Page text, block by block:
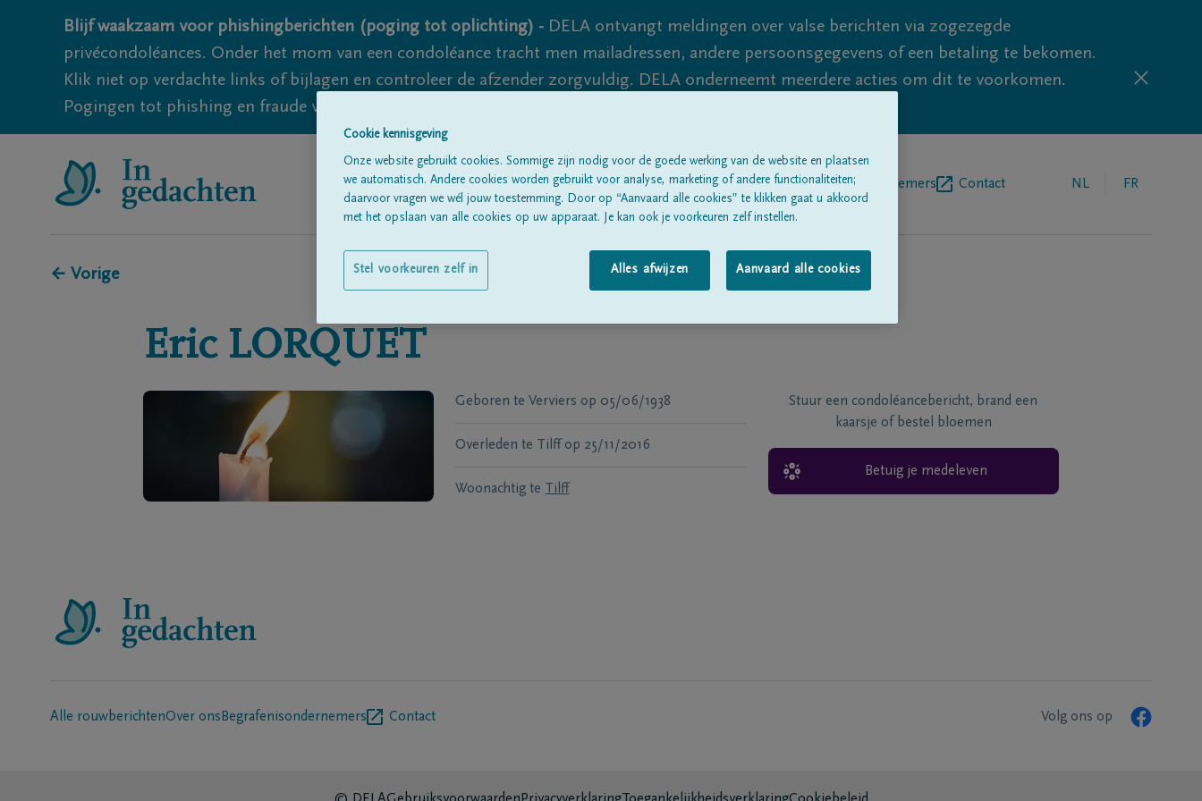
Blijf waakzaam voor phishingberichten (poging tot oplichting) - DELA ontvangt meldingen over valse berichten via zogezegde
privécondoléances. Onder het mom van een condoléance tracht men mailadressen, andere persoonsgegevens of een betaling te bekomen.
Klik niet op verdachte links of bijlagen en controleer de afzender zorgvuldig. DELA onderneemt meerdere acties om dit te voorkomen.
Pogingen tot phishing en fraude vallen echter nooit volledig uit te sluiten, dus blijf waakzaam.
Alle rouwberichten Over onsBegrafenisondernemers Contact NL FR
← Vorige
Eric LORQUET
Geboren te Verviers op 05/06/1938
Overleden te Tilff op 25/11/2016
Woonachtig te Tilff
Stuur een condoléancebericht, brand een
kaarsje of bestel bloemen
Betuig je medeleven
Alle rouwberichtenOver ons Begrafenisondernemers Contact Volg ons op
Cookie kennisgeving
Onze website gebruikt cookies. Sommige zijn nodig voor de goede werking van de website en plaatsen
we automatisch. Andere cookies worden gebruikt voor analyse, marketing of andere functionaliteiten;
daarvoor vragen we wél jouw toestemming. Door op “Aanvaard alle cookies” te klikken gaat u akkoord
met het opslaan van alle cookies op uw apparaat. Je kan ook je voorkeuren zelf instellen.
Alles afwijzen Aanvaard alle cookies
Stel voorkeuren zelf in